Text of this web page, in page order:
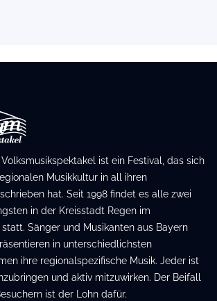
ist ein Festival, das sich
Musikkultur in all ihren
hat. Seit 1998 findet es alle zwei
in der Kreisstadt Regen im
Sänger und Musikanten aus Bayern
in unterschiedlichsten
ihre regionalspezifische Musik. Jeder ist
und aktiv mitzuwirken. Der Beifall
ist der Lohn dafür.